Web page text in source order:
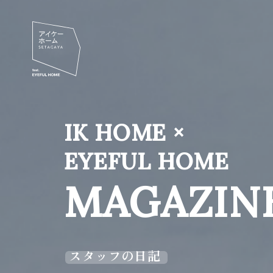
IK HOME ×
EYEFUL HOME
スタッフの日記